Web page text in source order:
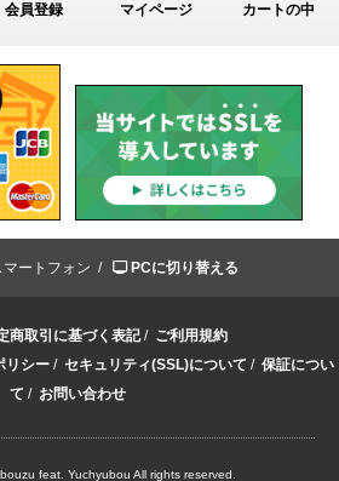
会員登録 マイページ カートの中
マートフォン / PCに切り替える
商取引に基づく表記/ ご利用規約
リシー/ セキュリティ(SSL)について / 保証につい
て / お問い合わせ
feat. Yuchyubou All rights reserved.